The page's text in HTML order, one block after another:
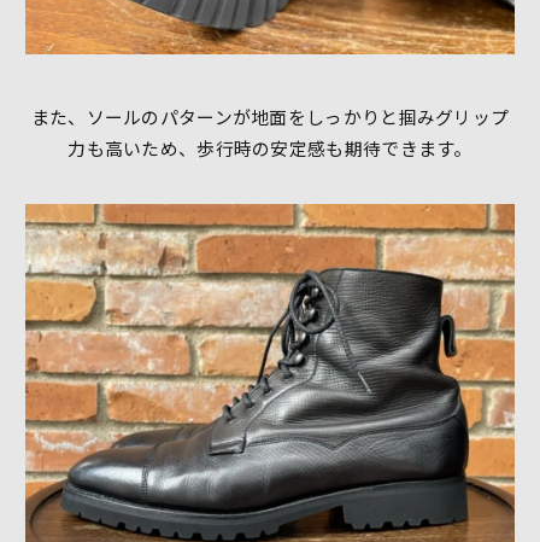
また、ソールのパターンが地面をしっかりと掴みグリップ
力も高いため、歩行時の安定感も期待できます。